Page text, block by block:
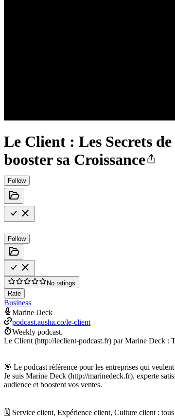
Le Client : Les Secrets
booster sa Croissance
Follow
Follow
No ratings
Rate
Business
Marine Deck
podcast.ausha.co/le-client
Weekly podcast.
Le Client (http://leclient-podcast.fr) par Marine Deck :
🎯 Le podcast référence pour les entreprises qui
Je suis Marine Deck (http://marinedeck.fr), experte
audience et boostent vos ventes.
🗓️ Service client, Expérience client, Culture client : tous